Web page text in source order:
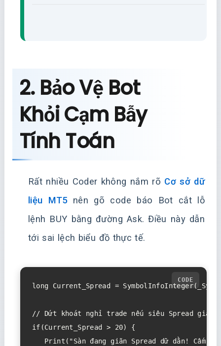
2. Bảo Vệ Bot
Khỏi Cạm Bẫy
Tính Toán
Rất nhiều Coder không nắm rõ Cơ sở dữ
liệu MT5nên gõ code báo Bot cắt lỗ
lệnh BUY bằng đường Ask. Điều này dẫn
tới sai lệch biểu đồ thực tế.
long Current_Spread =
// Dứt khoát nghỉ trade nếu siêu Spread giãn
if(Current_Spread > 20) {
Print("Sàn đang giãn Spread dữ dằn! Cấm